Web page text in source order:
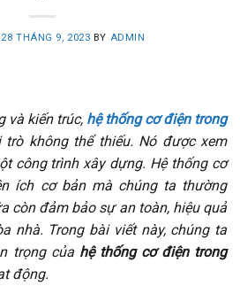
28 THÁNG 9, 2023 BY ADMIN
và kiến trúc, hệ thống cơ điện trong
không thể thiếu. Nó được xem
công trình xây dựng. Hệ thống cơ
ích cơ bản mà chúng ta thường
còn đảm bảo sự an toàn, hiệu quả
nhà. Trong bài viết này, chúng ta
trọng của hệ thống cơ điện trong
động.